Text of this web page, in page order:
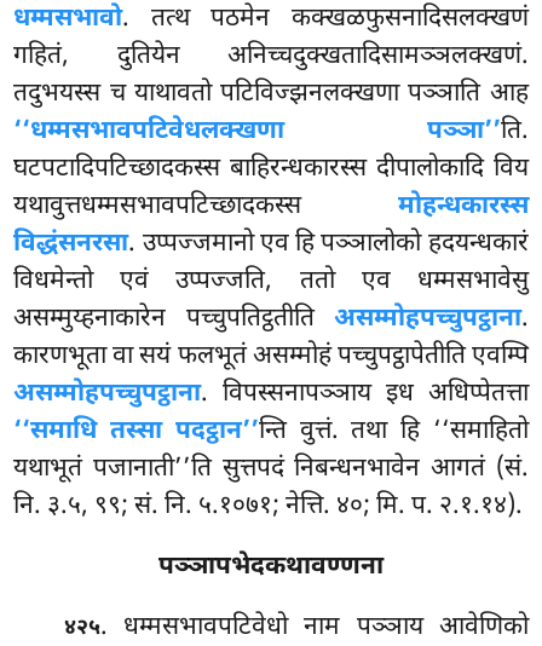
धम्मसभावो. तत्थ पठमेन कक्खळफुसनादिसलक्खणं
गहितं, दुतियेन अनिच्चदुक्खतादिसामञ्ञलक्खणं.
तदुभयस्स च याथावतो पटिविज्झनलक्खणा पञ्ञाति आह
‘‘धम्मसभावपटिवेधलक्खणा पञ्ञा’’ति.
घटपटादिपटिच्छादकस्स बाहिरन्धकारस्स दीपालोकादि विय
यथावुत्तधम्मसभावपटिच्छादकस्स मोहन्धकारस्स
विद्धंसनरसा. उप्पज्जमानो एव हि पञ्ञालोको हदयन्धकारं
विधमेन्तो एवं उप्पज्जति, ततो एव धम्मसभावेसु
असम्मुय्हनाकारेन पच्चुपतिट्ठतीति असम्मोहपच्चुपट्ठाना.
कारणभूता वा सयं फलभूतं असम्मोहं पच्चुपट्ठापेतीति एवम्पि
असम्मोहपच्चुपट्ठाना. विपस्सनापञ्ञाय इध अधिप्पेतत्ता
‘‘समाधि तस्सा पदट्ठान’’न्ति वुत्तं. तथा हि ‘‘समाहितो
यथाभूतं पजानाती’’ति सुत्तपदं निबन्धनभावेन आगतं (सं.
नि. ३.५, ९९; सं. नि. ५.१०७१; नेत्ति. ४०; मि. प. २.१.१४).
पञ्ञापभेदकथावण्णना
४२५. धम्मसभावपटिवेधोनाम पञ्ञाय आवेणिको